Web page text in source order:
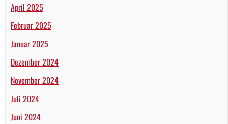
April 2025
Februar 2025
Januar 2025
Dezember 2024
November 2024
Juli 2024
Juni 2024